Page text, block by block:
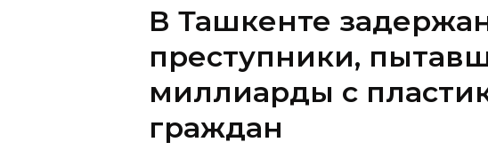
В Ташкенте
преступники,
миллиарды с
граждан